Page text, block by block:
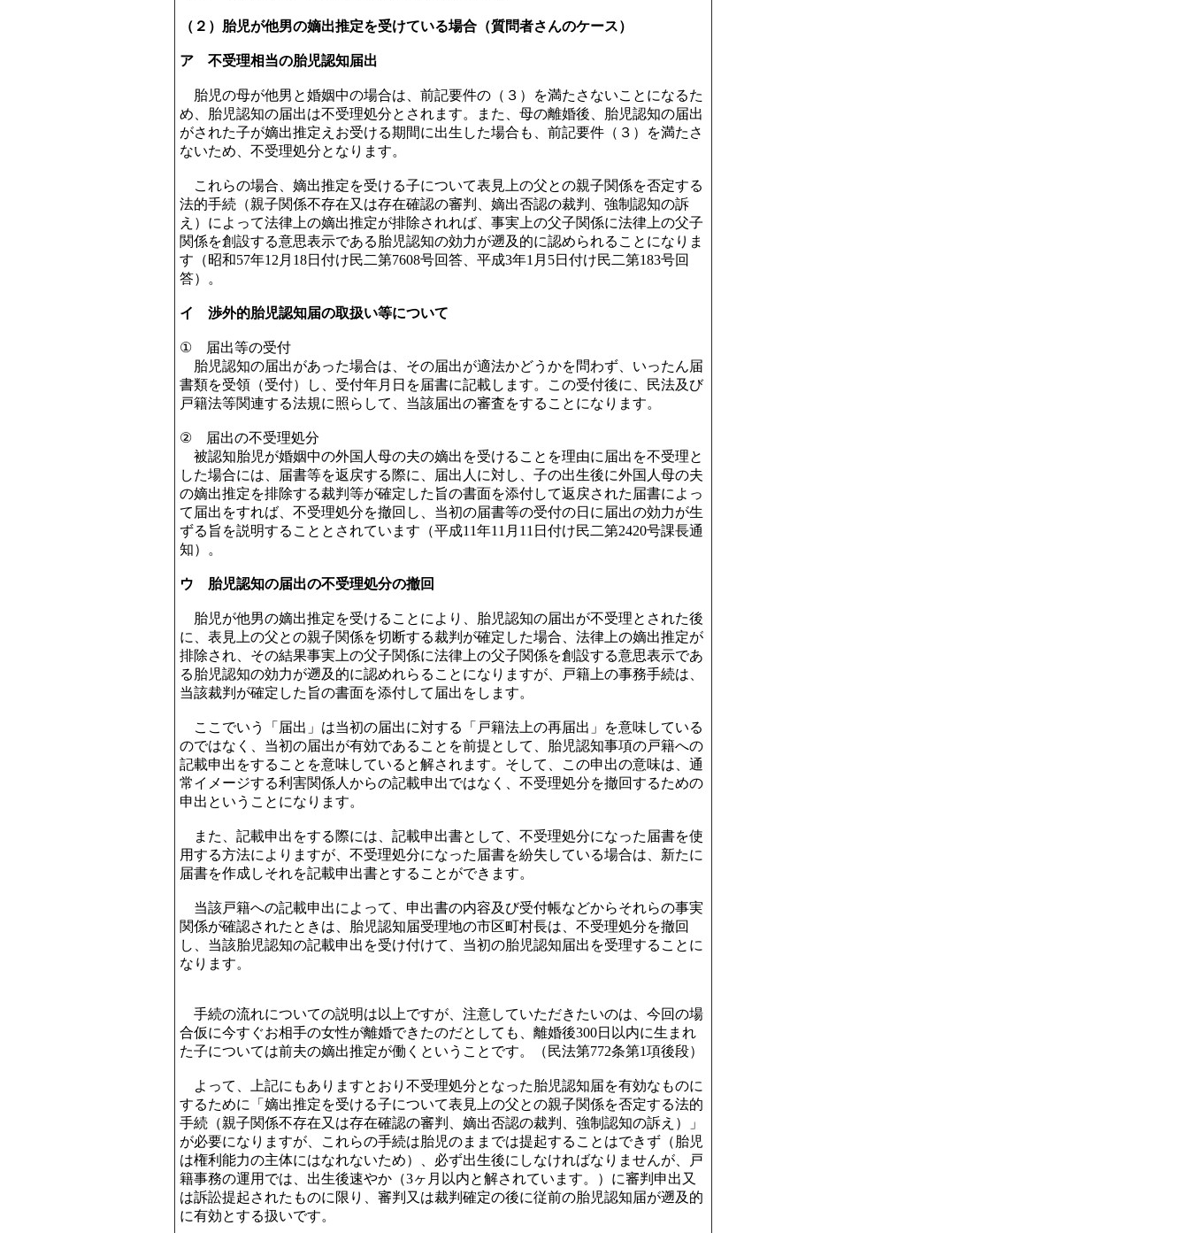
（２）胎児が他男の嫡出推定を受けている場合（質問者さんのケース）
ア 不受理相当の胎児認知届出
胎児の母が他男と婚姻中の場合は、前記要件の（３）を満たさないことになるた
め、胎児認知の届出は不受理処分とされます。また、母の離婚後、胎児認知の届出
がされた子が嫡出推定えお受ける期間に出生した場合も、前記要件（３）を満たさ
ないため、不受理処分となります。
これらの場合、嫡出推定を受ける子について表見上の父との親子関係を否定する
法的手続（親子関係不存在又は存在確認の審判、嫡出否認の裁判、強制認知の訴
え）によって法律上の嫡出推定が排除されれば、事実上の父子関係に法律上の父子
関係を創設する意思表示である胎児認知の効力が遡及的に認められることになりま
す（昭和57年12月18日付け民二第7608号回答、平成3年1月5日付け民二第183号回
答）。
イ 渉外的胎児認知届の取扱い等について
① 届出等の受付
胎児認知の届出があった場合は、その届出が適法かどうかを問わず、いったん届
書類を受領（受付）し、受付年月日を届書に記載します。この受付後に、民法及び
戸籍法等関連する法規に照らして、当該届出の審査をすることになります。
② 届出の不受理処分
被認知胎児が婚姻中の外国人母の夫の嫡出を受けることを理由に届出を不受理と
した場合には、届書等を返戻する際に、届出人に対し、子の出生後に外国人母の夫
の嫡出推定を排除する裁判等が確定した旨の書面を添付して返戻された届書によっ
て届出をすれば、不受理処分を撤回し、当初の届書等の受付の日に届出の効力が生
ずる旨を説明することとされています（平成11年11月11日付け民二第2420号課長通
知）。
ウ 胎児認知の届出の不受理処分の撤回
胎児が他男の嫡出推定を受けることにより、胎児認知の届出が不受理とされた後
に、表見上の父との親子関係を切断する裁判が確定した場合、法律上の嫡出推定が
排除され、その結果事実上の父子関係に法律上の父子関係を創設する意思表示であ
る胎児認知の効力が遡及的に認めれらることになりますが、戸籍上の事務手続は、
当該裁判が確定した旨の書面を添付して届出をします。
ここでいう「届出」は当初の届出に対する「戸籍法上の再届出」を意味している
のではなく、当初の届出が有効であることを前提として、胎児認知事項の戸籍への
記載申出をすることを意味していると解されます。そして、この申出の意味は、通
常イメージする利害関係人からの記載申出ではなく、不受理処分を撤回するための
申出ということになります。
また、記載申出をする際には、記載申出書として、不受理処分になった届書を使
用する方法によりますが、不受理処分になった届書を紛失している場合は、新たに
届書を作成しそれを記載申出書とすることができます。
当該戸籍への記載申出によって、申出書の内容及び受付帳などからそれらの事実
関係が確認されたときは、胎児認知届受理地の市区町村長は、不受理処分を撤回
し、当該胎児認知の記載申出を受け付けて、当初の胎児認知届出を受理することに
なります。
手続の流れについての説明は以上ですが、注意していただきたいのは、今回の場
合仮に今すぐお相手の女性が離婚できたのだとしても、離婚後300日以内に生まれ
た子については前夫の嫡出推定が働くということです。（民法第772条第1項後段）
よって、上記にもありますとおり不受理処分となった胎児認知届を有効なものに
するために「嫡出推定を受ける子について表見上の父との親子関係を否定する法的
手続（親子関係不存在又は存在確認の審判、嫡出否認の裁判、強制認知の訴え）」
が必要になりますが、これらの手続は胎児のままでは提起することはできず（胎児
は権利能力の主体にはなれないため）、必ず出生後にしなければなりませんが、戸
籍事務の運用では、出生後速やか（3ヶ月以内と解されています。）に審判申出又
は訴訟提起されたものに限り、審判又は裁判確定の後に従前の胎児認知届が遡及的
に有効とする扱いです。